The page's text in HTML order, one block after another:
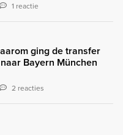
1 reactie
ging de transfer
Bayern München
2 reacties